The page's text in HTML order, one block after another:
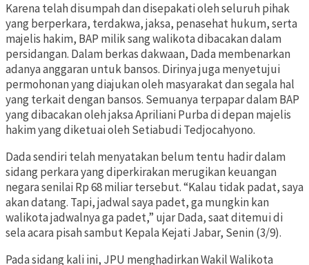
Karena telah disumpah dan disepakati oleh seluruh pihak
yang berperkara, terdakwa, jaksa, penasehat hukum, serta
majelis hakim, BAP milik sang walikota dibacakan dalam
persidangan. Dalam berkas dakwaan, Dada membenarkan
adanya anggaran untuk bansos. Dirinya juga menyetujui
permohonan yang diajukan oleh masyarakat dan segala hal
yang terkait dengan bansos. Semuanya terpapar dalam BAP
yang dibacakan oleh jaksa Apriliani Purba di depan majelis
hakim yang diketuai oleh Setiabudi Tedjocahyono.
Dada sendiri telah menyatakan belum tentu hadir dalam
sidang perkara yang diperkirakan merugikan keuangan
negara senilai Rp 68 miliar tersebut. “Kalau tidak padat, saya
akan datang. Tapi, jadwal saya padet, ga mungkin kan
walikota jadwalnya ga padet,” ujar Dada, saat ditemui di
sela acara pisah sambut Kepala Kejati Jabar, Senin (3/9).
Pada sidang kali ini, JPU menghadirkan Wakil Walikota